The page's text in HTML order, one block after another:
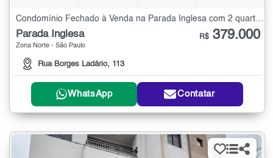
Condomínio Fechado à Venda na Parada Inglesa com 2 quartos - 47 m²
Parada Inglesa
Zona Norte - São Paulo
Rua Borges Ladário, 113
R$ 379.000
WhatsApp Contatar